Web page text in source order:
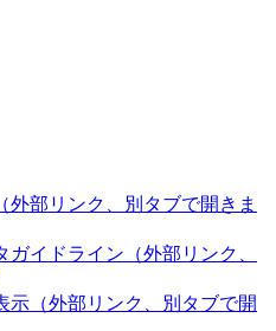
（外部リンク、別タブで開きま
ガイドライン （外部リンク、
示 （外部リンク、別タブで開